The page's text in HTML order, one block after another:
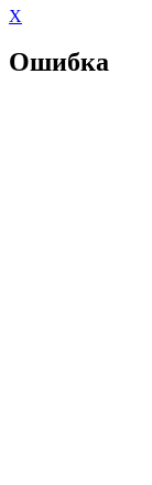
X
Ошибка